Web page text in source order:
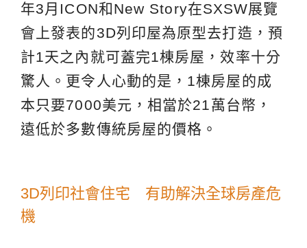
年3月ICON和New Story在SXSW展覽
會上發表的3D列印屋為原型去打造，預
計1天之內就可蓋完1棟房屋，效率十分
驚人。更令人心動的是，1棟房屋的成
本只要7000美元，相當於21萬台幣，
遠低於多數傳統房屋的價格。
3D列印社會住宅 有助解決全球房產危
機